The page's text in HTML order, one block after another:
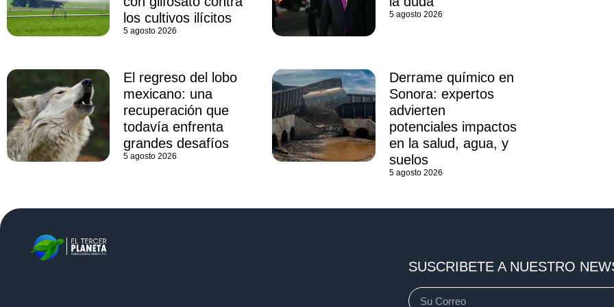
los cultivos ilícitos
5 agosto 2026
5 agosto 2026
El regreso del lobo
mexicano: una
recuperación que
todavía enfrenta
grandes desafíos
5 agosto 2026
Derrame químico en
Sonora: expertos
advierten
potenciales impactos
en la salud, agua, y
suelos
5 agosto 2026
SUSCRIBETE A NUESTRO